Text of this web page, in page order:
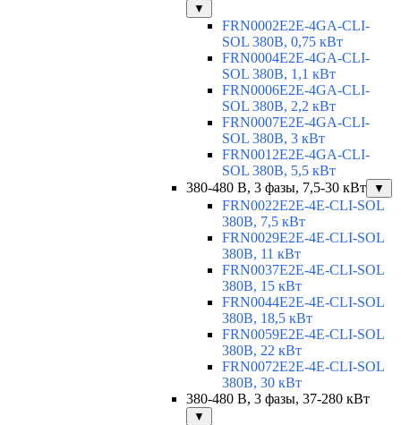
▼
FRN0002E2E-4GA-CLI-
SOL 380В, 0,75 кВт
FRN0004E2E-4GA-CLI-
SOL 380В, 1,1 кВт
FRN0006E2E-4GA-CLI-
SOL 380В, 2,2 кВт
FRN0007E2E-4GA-CLI-
SOL 380В, 3 кВт
FRN0012E2E-4GA-CLI-
SOL 380В, 5,5 кВт
380-480 В, 3 фазы, 7,5-30 кВт
▼
FRN0022E2E-4E-CLI-SOL
380В, 7,5 кВт
FRN0029E2E-4E-CLI-SOL
380В, 11 кВт
FRN0037E2E-4E-CLI-SOL
380В, 15 кВт
FRN0044E2E-4E-CLI-SOL
380В, 18,5 кВт
FRN0059E2E-4E-CLI-SOL
380В, 22 кВт
FRN0072E2E-4E-CLI-SOL
380В, 30 кВт
380-480 В, 3 фазы, 37-280 кВт
▼